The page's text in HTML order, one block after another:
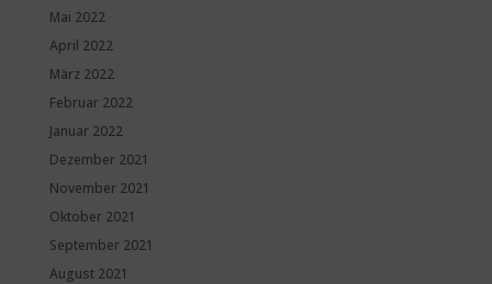
Mai 2022
April 2022
März 2022
Februar 2022
Januar 2022
Dezember 2021
November 2021
Oktober 2021
September 2021
August 2021